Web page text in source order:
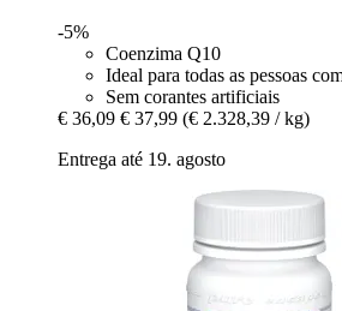
-5%
Coenzima Q10
Ideal para todas as pessoas
Sem corantes artificiais
€ 36,09 € 37,99 (€ 2.328,39 / kg)
Entrega até 19. agosto